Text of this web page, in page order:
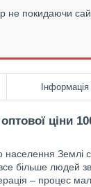
не покидаючи
ціни
Землі
більше людей
– процес